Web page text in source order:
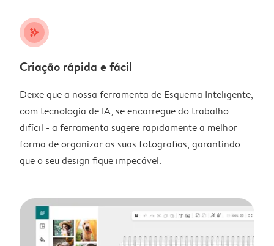
stars_plus
Criação rápida e fácil
Deixe que a nossa ferramenta de Esquema Inteligente,
com tecnologia de IA, se encarregue do trabalho
difícil - a ferramenta sugere rapidamente a melhor
forma de organizar as suas fotografias, garantindo
que o seu design fique impecável.